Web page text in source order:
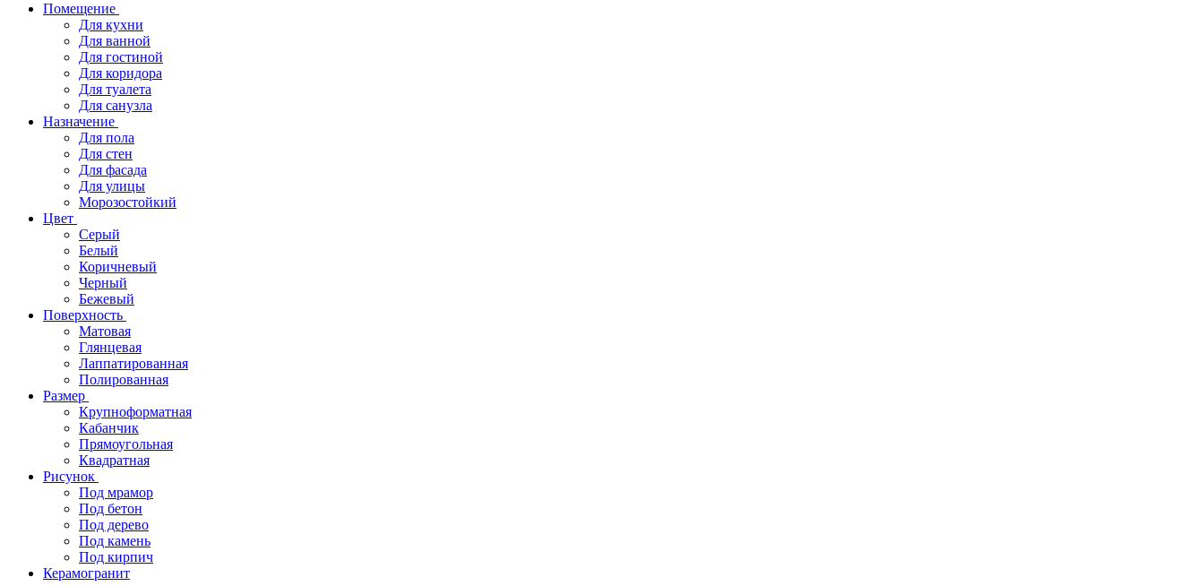
Помещение
Для кухни
Для ванной
Для гостиной
Для коридора
Для туалета
Для санузла
Назначение
Для пола
Для стен
Для фасада
Для улицы
Морозостойкий
Цвет
Серый
Белый
Коричневый
Черный
Бежевый
Поверхность
Матовая
Глянцевая
Лаппатированная
Полированная
Размер
Крупноформатная
Кабанчик
Прямоугольная
Квадратная
Рисунок
Под мрамор
Под бетон
Под дерево
Под камень
Под кирпич
Керамогранит